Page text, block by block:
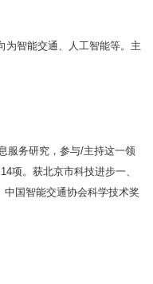
智能交通、人工智能等。主
服务研究，参与/主持这一领
项。获北京市科技进步一、
国智能交通协会科学技术奖